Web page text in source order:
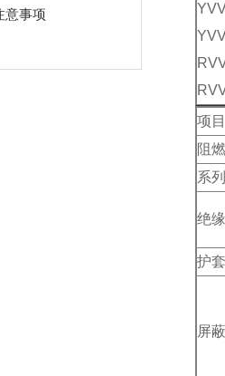
意事项
项 目
阻
系
绝
护
屏